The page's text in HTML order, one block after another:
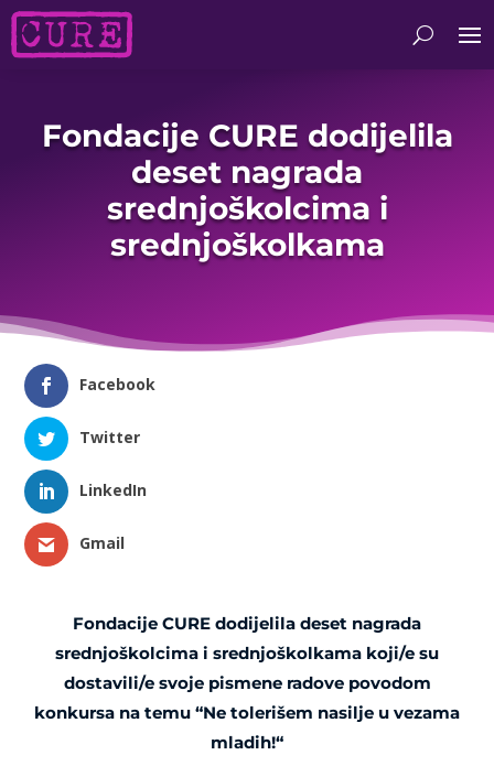
Fondacije CURE dodijelila
deset nagrada
srednjoškolcima i
srednjoškolkama
Facebook
Twitter
LinkedIn
Gmail
Fondacije CURE dodijelila deset nagrada
srednjoškolcima i srednjoškolkama koji/e su
dostavili/e svoje pismene radove povodom
konkursa na temu “Ne tolerišem nasilje u vezama
mladih!“